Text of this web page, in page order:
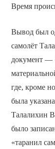
Время
Вывод был
самолёт
документ —
где, кроме
была
Талалихин
было
«таранил